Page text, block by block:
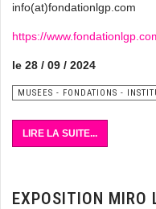
info(at)fondationlgp.com
https://
le 28 / 09 / 2024
MUSEES - FONDATIONS -
LIRE LA SUITE...
EXPOSITION MIRO